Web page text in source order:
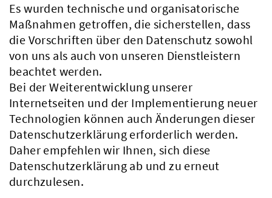
Es wurden technische und organisatorische
Maßnahmen getroffen, die sicherstellen, dass
die Vorschriften über den Datenschutz sowohl
von uns als auch von unseren Dienstleistern
beachtet werden.
Bei der Weiterentwicklung unserer
Internetseiten und der Implementierung neuer
Technologien können auch Änderungen dieser
Datenschutzerklärung erforderlich werden.
Daher empfehlen wir Ihnen, sich diese
Datenschutzerklärung ab und zu erneut
durchzulesen.